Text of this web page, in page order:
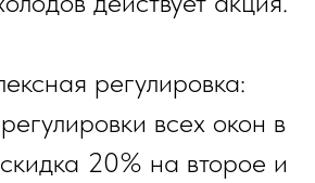
регулировка:
всех окон в
20% на второе и